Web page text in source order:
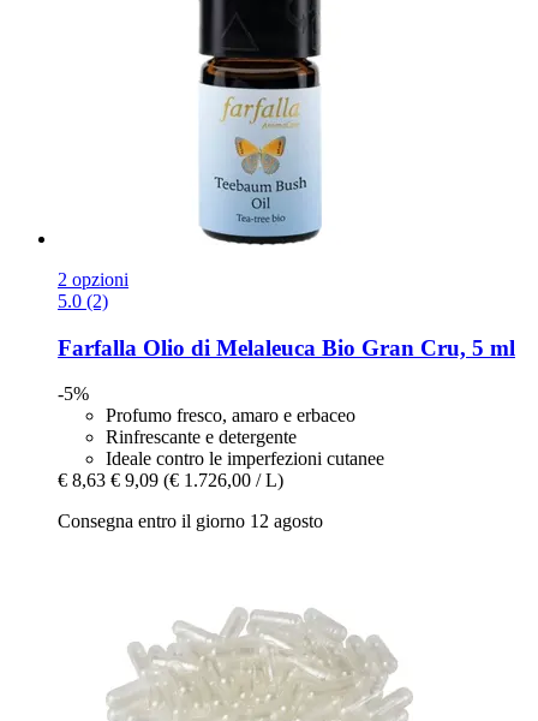
2 opzioni
5.0 (2)
Farfalla Olio di Melaleuca Bio Gran Cru, 5 ml
-5%
Profumo fresco, amaro e erbaceo
Rinfrescante e detergente
Ideale contro le imperfezioni cutanee
€ 8,63 € 9,09 (€ 1.726,00 / L)
Consegna entro il giorno 12 agosto